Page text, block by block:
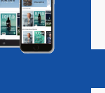
Vacatures